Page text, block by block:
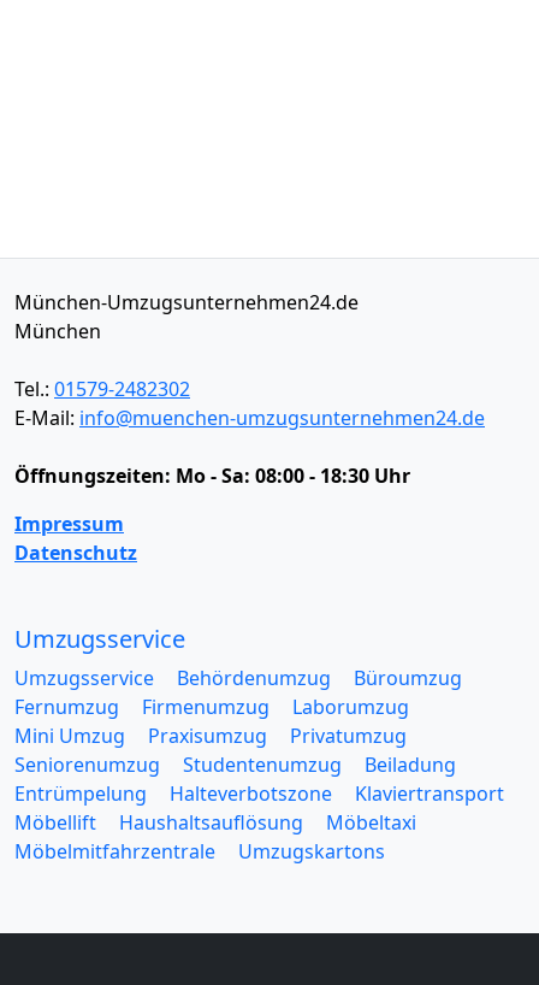
München-Umzugsunternehmen24.de
München
Tel.: 01579-2482302
E-Mail: info@muenchen-umzugsunternehmen24.de
Öffnungszeiten: Mo - Sa: 08:00 - 18:30 Uhr
Impressum
Datenschutz
Umzugsservice
Umzugsservice Behördenumzug
Büroumzug
Fernumzug
Firmenumzug
Laborumzug
Mini Umzug
Praxisumzug
Privatumzug
Seniorenumzug
Studentenumzug
Beiladung
Entrümpelung
Halteverbotszone
Klaviertransport
Möbellift
Haushaltsauflösung
Möbeltaxi
Möbelmitfahrzentrale
Umzugskartons